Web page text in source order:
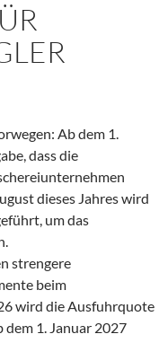
Ab dem 1.
dass die
dieses Jahres wird
um das
strengere
beim
wird die Ausfuhrquote
dem 1. Januar 2027